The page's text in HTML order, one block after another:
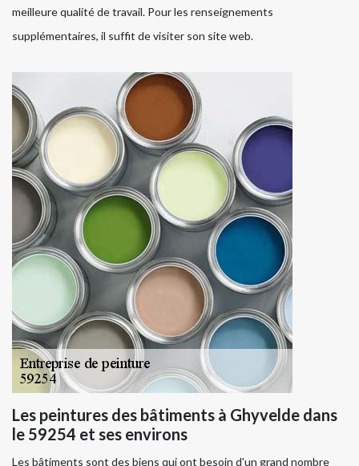
meilleure qualité de travail. Pour les renseignements
supplémentaires, il suffit de visiter son site web.
Les peintures des bâtiments à Ghyvelde dans
le 59254 et ses environs
Les bâtiments sont des biens qui ont besoin d'un grand nombre